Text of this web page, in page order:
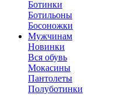
Ботинки
Ботильоны
Босоножки
Мужчинам
Новинки
Вся обувь
Мокасины
Пантолеты
Полуботинки